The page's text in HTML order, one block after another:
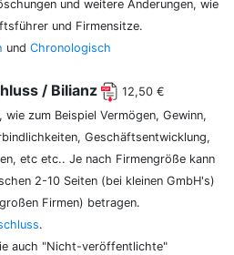
und weitere Änderungen, wie
und Firmensitze.
und Chronologisch
/ Bilianz
12,50 €
zum Beispiel Vermögen, Gewinn,
Geschäftsentwicklung,
etc etc.. Je nach Firmengröße kann
2-10 Seiten (bei kleinen GmbH's)
Firmen) betragen.
.
auch "Nicht-veröffentlichte"